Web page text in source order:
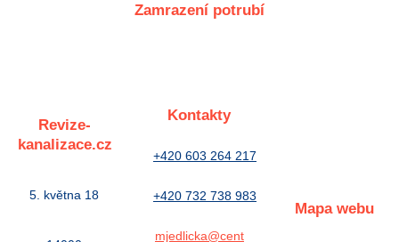
Zamrazení potrubí
Revize-
kanalizace.cz
5. května 18
Kontakty
+420 603 264 217
+420 732 738 983
mjedlicka@cent
Mapa webu